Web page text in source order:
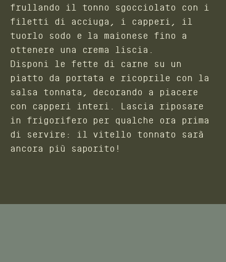
frullando il tonno sgocciolato con i
filetti di acciuga, i capperi, il
tuorlo sodo e la maionese fino a
ottenere una crema liscia.
Disponi le fette di carne su un
piatto da portata e ricoprile con la
salsa tonnata, decorando a piacere
con capperi interi. Lascia riposare
in frigorifero per qualche ora prima
di servire: il vitello tonnato sarà
ancora più saporito!